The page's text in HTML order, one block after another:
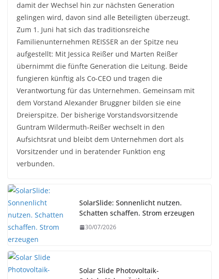
damit der Wechsel hin zur nächsten Generation
gelingen wird, davon sind alle Beteiligten überzeugt.
Zum 1. Juni hat sich das traditionsreiche
Familienunternehmen REISSER an der Spitze neu
aufgestellt: Mit Jessica Reißer und Marten Reißer
übernimmt die fünfte Generation die Leitung. Beide
fungieren künftig als Co-CEO und tragen die
Verantwortung für das Unternehmen. Gemeinsam mit
dem Vorstand Alexander Bruggner bilden sie eine
Dreierspitze. Der bisherige Vorstandsvorsitzende
Guntram Wildermuth-Reißer wechselt in den
Aufsichtsrat und bleibt dem Unternehmen dort als
Vorsitzender und in beratender Funktion eng
verbunden.
SolarSlide: Sonnenlicht nutzen.
Schatten schaffen. Strom erzeugen
30/07/2026
Solar Slide Photovoltaik-